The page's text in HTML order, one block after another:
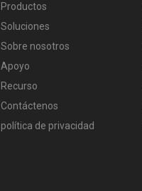
Productos
Soluciones
Sobre nosotros
Apoyo
Recurso
Contáctenos
política de privacidad